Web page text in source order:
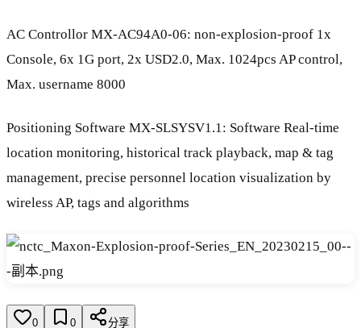
AC Controllor MX-AC94A0-06: non-explosion-proof 1x
Console, 6x 1G port, 2x USD2.0, Max. 1024pcs AP control,
Max. username 8000
Positioning Software MX-SLSYSV1.1: Software Real-time
location monitoring, historical track playback, map & tag
management, precise personnel location visualization by
wireless AP, tags and algorithms
0 0 分享